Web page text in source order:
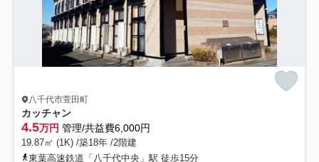
八千代市萱田町
カッチャン
4.5万円 管理/共益費6,000円
19.87㎡ (1K) /築18年 /2階建
東葉高速鉄道「八千代中央」駅 徒歩15分